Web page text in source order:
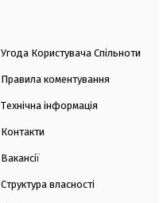
Угода Користувача Спільноти
Правила коментування
Технічна інформація
Контакти
Вакансії
Структура власності